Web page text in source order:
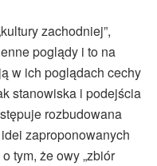
zachodniej”,
poglądy i to na
w ich poglądach cechy
stanowiska i podejścia
rozbudowana
zaproponowanych
tym, że owy „zbiór